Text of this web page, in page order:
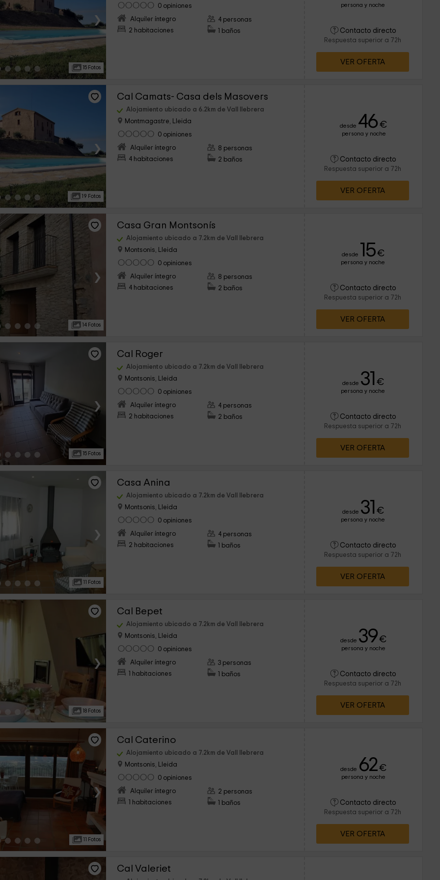
›
15 Fotos
0 opiniones
Alquiler íntegro
2 habitaciones
4 personas
1 baños
persona y noche
Contacto directo
Respuesta superior a 72h
VER OFERTA
›
19 Fotos
Cal Camats- Casa dels Masovers
Alojamiento ubicado a 6.2km de Vall llebrera
Montmagastre, Lleida
0 opiniones
Alquiler íntegro
4 habitaciones
8 personas
2 baños
desde 46 €
persona y noche
Contacto directo
Respuesta superior a 72h
VER OFERTA
›
14 Fotos
Casa Gran Montsonís
Alojamiento ubicado a 7.2km de Vall llebrera
Montsonis, Lleida
0 opiniones
Alquiler íntegro
4 habitaciones
8 personas
2 baños
desde 15€
persona y noche
Contacto directo
Respuesta superior a 72h
VER OFERTA
›
15 Fotos
Cal Roger
Alojamiento ubicado a 7.2km de Vall llebrera
Montsonis, Lleida
0 opiniones
Alquiler íntegro
2 habitaciones
4 personas
2 baños
desde 31 €
persona y noche
Contacto directo
Respuesta superior a 72h
VER OFERTA
›
11 Fotos
Casa Anina
Alojamiento ubicado a 7.2km de Vall llebrera
Montsonis, Lleida
0 opiniones
Alquiler íntegro
2 habitaciones
4 personas
1 baños
desde 31 €
persona y noche
Contacto directo
Respuesta superior a 72h
VER OFERTA
›
18 Fotos
Cal Bepet
Alojamiento ubicado a 7.2km de Vall llebrera
Montsonis, Lleida
0 opiniones
Alquiler íntegro
1 habitaciones
3 personas
1 baños
desde 39€
persona y noche
Contacto directo
Respuesta superior a 72h
VER OFERTA
›
11 Fotos
Cal Caterino
Alojamiento ubicado a 7.2km de Vall llebrera
Montsonis, Lleida
0 opiniones
Alquiler íntegro
1 habitaciones
2 personas
1 baños
desde 62€
persona y noche
Contacto directo
Respuesta superior a 72h
VER OFERTA
Cal Valeriet